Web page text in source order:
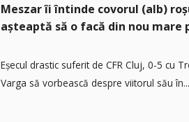
Meszar îi întinde covorul (alb)
așteaptă să o facă din nou mare
Eșecul drastic suferit de CFR Cluj, 0-5 cu
Varga să vorbească despre viitorul său în...